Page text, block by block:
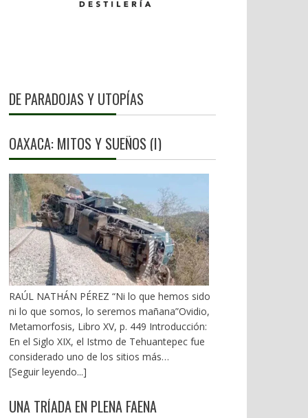
DE PARADOJAS Y UTOPÍAS
OAXACA: MITOS Y SUEÑOS (I)
RAÚL NATHÁN PÉREZ “Ni lo que hemos sido
ni lo que somos, lo seremos mañana”Ovidio,
Metamorfosis, Libro XV, p. 449 Introducción:
En el Siglo XIX, el Istmo de Tehuantepec fue
considerado uno de los sitios más
estratégicos a nivel mundial. En la mira de los
emanados del PRI iniciaron una serie de
[Seguir leyendo...]
UNA TRÍADA EN PLENA FAENA